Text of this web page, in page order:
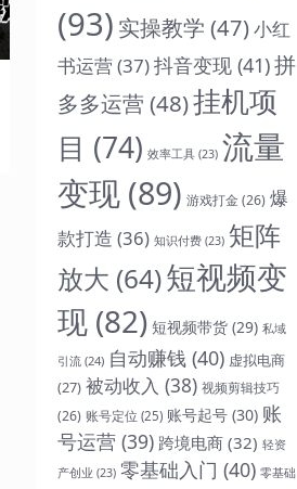
(93) 实操教学 (47)小红
书运营(37)抖音变现 (41)拼
多多运营 (48)挂机项
目 (74) 效率工具 (23) 流量
变现 (89) 游戏打金(26) 爆
款打造 (36) 知识付费 (23) 矩阵
放大 (64)短视频变
现 (82) 短视频带货 (29) 私域
引流 (24) 自动赚钱 (40) 虚拟电商
(27) 被动收入 (38) 视频剪辑技巧
(26) 账号定位 (25) 账号起号 (30) 账
号运营 (39) 跨境电商 (32) 轻资
产创业 (23) 零基础入门 (40) 零基础